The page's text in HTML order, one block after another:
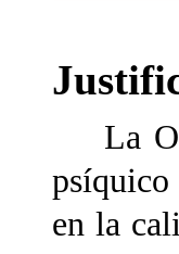
La
psíquico
en la